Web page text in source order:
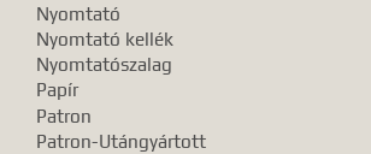
Nyomtató
Nyomtató kellék
Nyomtatószalag
Papír
Patron
Patron-Utángyártott